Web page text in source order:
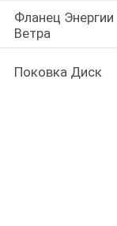
Фланец Энергии
Ветра
Поковка Диск